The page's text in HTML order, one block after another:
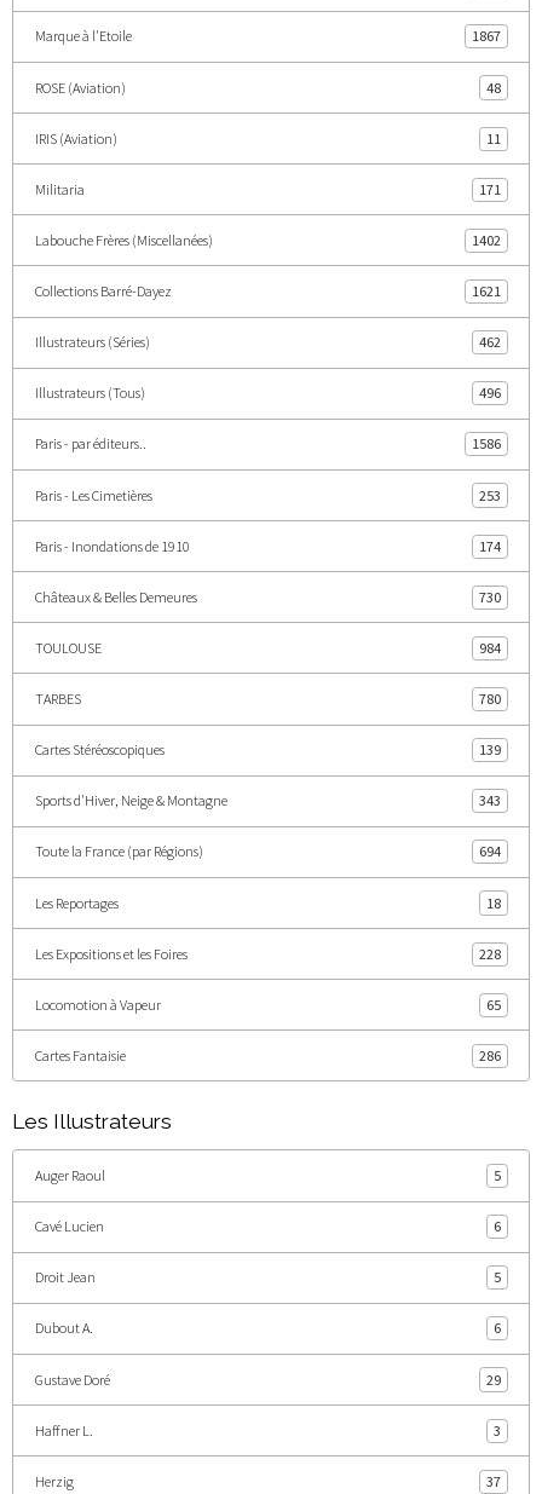
Marque à l'Etoile 1867
ROSE (Aviation) 48
IRIS (Aviation) 11
Militaria 171
Labouche Frères (Miscellanées) 1402
Collections Barré-Dayez 1621
Illustrateurs (Séries) 462
Illustrateurs (Tous) 496
Paris - par éditeurs.. 1586
Paris - Les Cimetières 253
Paris - Inondations de 1910 174
Châteaux & Belles Demeures 730
TOULOUSE 984
TARBES 780
Cartes Stéréoscopiques 139
Sports d'Hiver, Neige & Montagne 343
Toute la France (par Régions) 694
Les Reportages 18
Les Expositions et les Foires 228
Locomotion à Vapeur 65
Cartes Fantaisie 286
Les Illustrateurs
Auger Raoul 5
Cavé Lucien 6
Droit Jean 5
Dubout A. 6
Gustave Doré 29
Haffner L. 3
Herzig 37